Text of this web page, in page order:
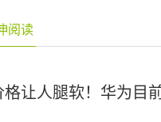
阅读
格让人腿软！华为目